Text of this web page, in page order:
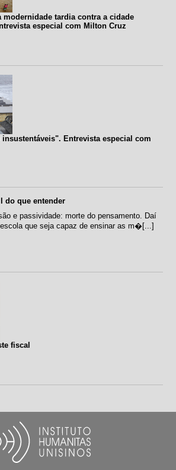
modernidade tardia contra a cidade
especial com Milton Cruz
Entrevista especial com
do que entender
e passividade: morte do pensamento. Daí
que seja capaz de ensinar as m�[...]
fiscal